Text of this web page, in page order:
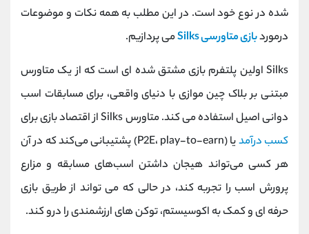
شده در نوع خود است. در این مطلب به همه نکات و موضوعات
درموردبازی متاورسی Silks
می پردازیم.
Silks اولین پلتفرم بازی مشتق شده ای است که از یک متاورس
مبتنی بر بلاک چین موازی با دنیای واقعی، برای مسابقات اسب
دوانی اصیل استفاده می کند. متاورس Silks از اقتصاد بازی برای
کسب درآمد
یا (P2E، play-to-earn) پشتیبانی می‌کند که در آن
هر کسی می‌تواند هیجان داشتن اسب‌های مسابقه و مزارع
پرورش اسب را تجربه کند، در حالی که می تواند از طریق بازی
حرفه ای و کمک به اکوسیستم، توکن های ارزشمندی را درو کند.